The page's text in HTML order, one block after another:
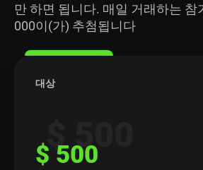
만 하면 됩니다. 매일 거래하는 참
000이(가) 추첨됩니다
대상
$ 500
$ 500